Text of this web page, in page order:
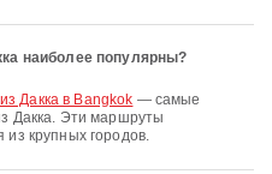
наиболее популярны?
Дакка в Bangkok — самые
Дакка. Эти маршруты
крупных городов.